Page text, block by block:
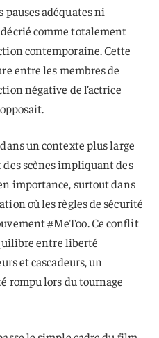
pauses adéquates ni
comme totalement
contemporaine. Cette
entre les membres de
négative de l’actrice
un contexte plus large
scènes impliquant des
importance, surtout dans
où les règles de sécurité
#MeToo. Ce conflit
entre liberté
et cascadeurs, un
rompu lors du tournage